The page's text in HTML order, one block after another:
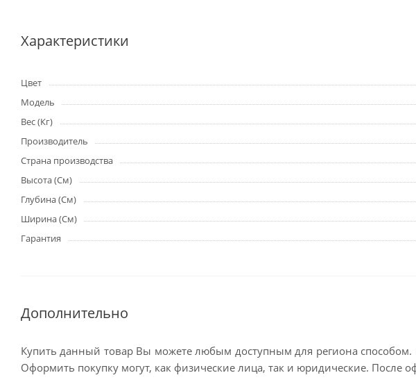
Характеристики
Цвет
Модель
Вес (Кг)
Производитель
Страна производства
Высота (См)
Глубина (См)
Ширина (См)
Гарантия
Дополнительно
Купить данный товар Вы можете любым доступным для региона
Оформить покупку могут, как физические лица, так и юридические. После